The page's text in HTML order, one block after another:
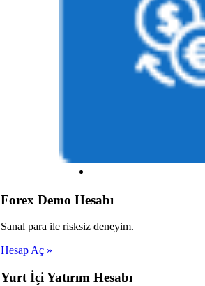
Forex Demo Hesabı
Sanal para ile risksiz deneyim.
Hesap Aç »
Yurt İçi Yatırım Hesabı